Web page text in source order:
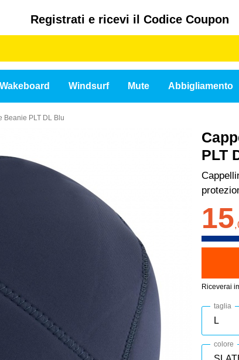
Registrati e ricevi il Codice Coupon
Wakeboard Windsurf Mute Abbigliamento
Beanie PLT DL Blu
PLT
15,
Riceverai
taglia
colore